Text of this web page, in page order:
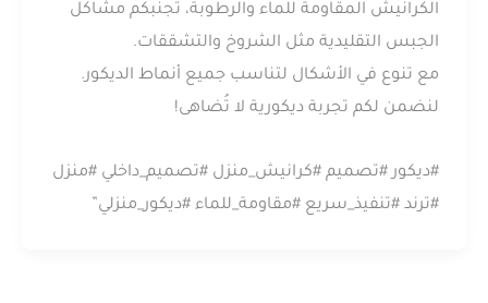
الكرانيش المقاومة للماء والرطوبة، تجنبكم مشاكل
الجبس التقليدية مثل الشروخ والتشققات.
مع تنوع في الأشكال لتناسب جميع أنماط الديكور.
لنضمن لكم تجربة ديكورية لا تُضاهى!
#ديكور #تصميم #كرانيش_منزل #تصميم_داخلي #منزل
#ترند #تنفيذ_سريع #مقاومة_للماء #ديكور_منزلي”